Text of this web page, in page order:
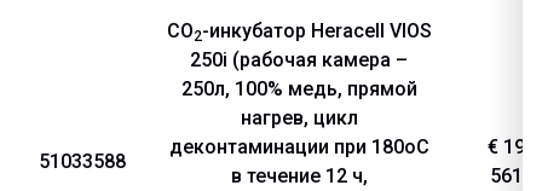
51033588
CO2-инкубатор Heracell VIOS
250i (рабочая камера –
250л, 100% медь, прямой
нагрев, цикл
деконтаминации при 180оС
в течение 12 ч,
€ 19
561